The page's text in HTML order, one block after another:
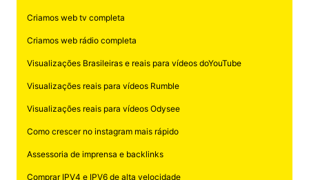
Criamos web tv completa
Criamos web rádio completa
Visualizações Brasileiras e reais para vídeos doYouTube
Visualizações reais para vídeos Rumble
Visualizações reais para vídeos Odysee
Como crescer no instagram mais rápido
Assessoria de imprensa e backlinks
Comprar IPV4 e IPV6 de alta velocidade